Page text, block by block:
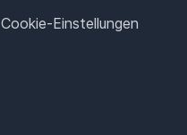
Cookie-Einstellungen